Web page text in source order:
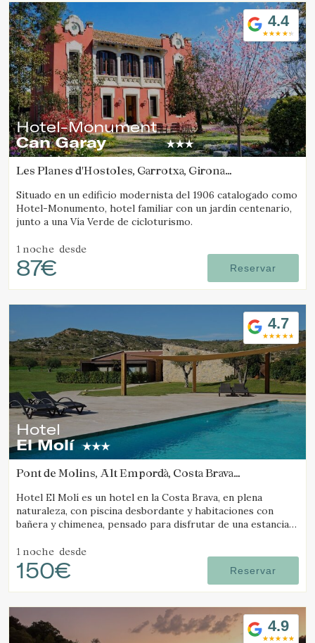
4.4
Hotel-Monument
Can Garay
Les Planes d'Hostoles, Garrotxa, Girona
Situado en un edificio modernista del 1906 catalogado como
Hotel-Monumento, hotel familiar con un jardín centenario,
junto a una Vía Verde de cicloturismo.
1 noche desde
87€ Reservar
4.7
Hotel
El Molí
Pont de Molins, Alt Empordà, Costa Brava
Hotel El Molí es un hotel en la Costa Brava, en plena
naturaleza, con piscina desbordante y habitaciones con
bañera y chimenea, pensado para disfrutar de una estancia
1 noche desde
150€ Reservar
4.9